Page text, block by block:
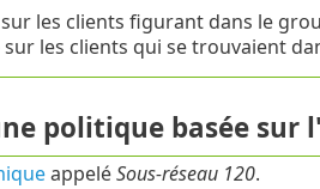
les clients figurant dans le
les clients qui se trouvaient
politique basée sur
appeléSous-réseau 120.